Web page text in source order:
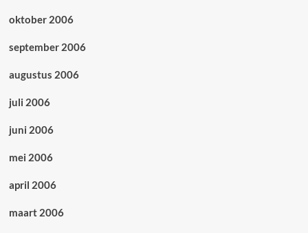
oktober 2006
september 2006
augustus 2006
juli 2006
juni 2006
mei 2006
april 2006
maart 2006